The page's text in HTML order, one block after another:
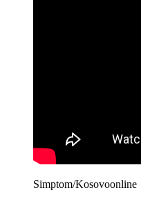
Simptom/Kosovoonline